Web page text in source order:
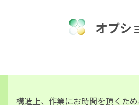
オプシ
構造上、作業にお時間を頂くた